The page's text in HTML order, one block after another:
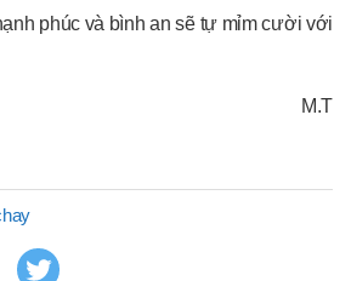
phúc và bình an sẽ tự mỉm cười với
M.T